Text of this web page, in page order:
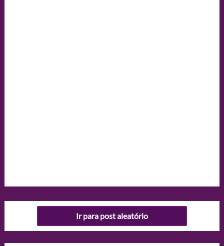
Ir para post aleatório